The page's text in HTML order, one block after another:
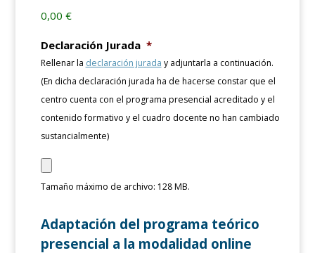
0,00 €
Declaración Jurada *
Rellenar la declaración jurada y adjuntarla a continuación.
(En dicha declaración jurada ha de hacerse constar que el
centro cuenta con el programa presencial acreditado y el
contenido formativo y el cuadro docente no han cambiado
sustancialmente)
Tamaño máximo de archivo: 128 MB.
Adaptación del programa teórico
presencial a la modalidad online